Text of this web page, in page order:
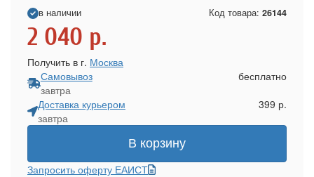
в наличии Код товара: 26144
2 040 р.
Получить в г. Москва
Самовывоз
завтра
бесплатно
Доставка курьером
завтра
399 р.
В корзину
Запросить оферту ЕАИСТ